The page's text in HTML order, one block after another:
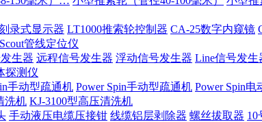
录式显示器 LT1000推索轮控制器 CA-25数字内窥镜
Scout管线定位仪
生器 远程信号发生器 浮动信号发生器 Line信号发生
探测仪
手动型疏通机 Power Spin手动型疏通机 Power Spin电
洗机 KJ-3100型高压清洗机
手动液压电缆压接钳 线缆铝层剥除器 螺丝拔取器 10